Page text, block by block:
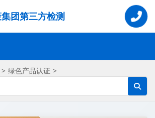
团第三方检测
> 绿色产品认证 >